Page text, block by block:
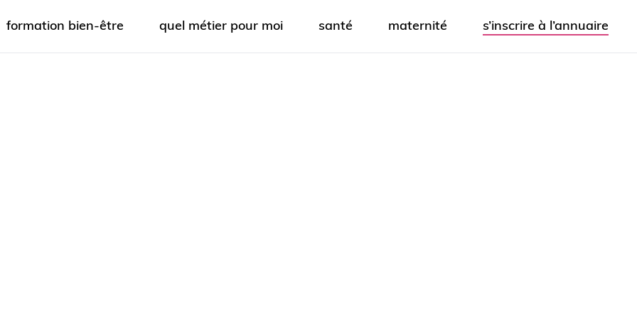
formation bien-être quel métier pour moi santé maternité s’inscrire à l’annuaire